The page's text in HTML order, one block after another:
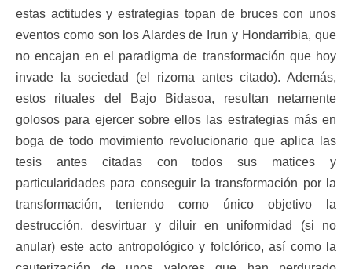
estas actitudes y estrategias topan de bruces con unos
eventos como son los Alardes de Irun y Hondarribia, que
no encajan en el paradigma de transformación que hoy
invade la sociedad (el rizoma antes citado). Además,
estos rituales del Bajo Bidasoa, resultan netamente
golosos para ejercer sobre ellos las estrategias más en
boga de todo movimiento revolucionario que aplica las
tesis antes citadas con todos sus matices y
particularidades para conseguir la transformación por la
transformación, teniendo como único objetivo la
destrucción, desvirtuar y diluir en uniformidad (si no
anular) este acto antropológico y folclórico, así como la